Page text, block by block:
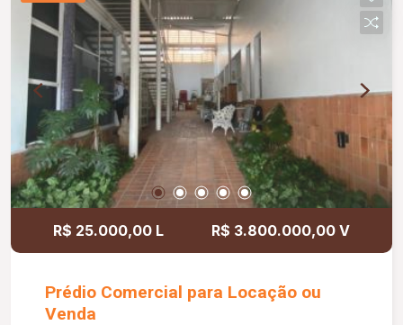
R$ 25.000,00 L R$ 3.800.000,00 V
Prédio Comercial para Locação ou
Venda